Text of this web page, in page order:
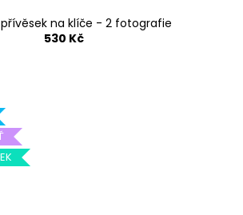
na klíče - 2 fotografie
530 Kč